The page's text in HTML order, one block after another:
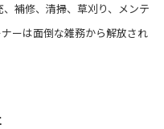
補修、清掃、草刈り、メンテ
ーは面倒な雑務から解放され